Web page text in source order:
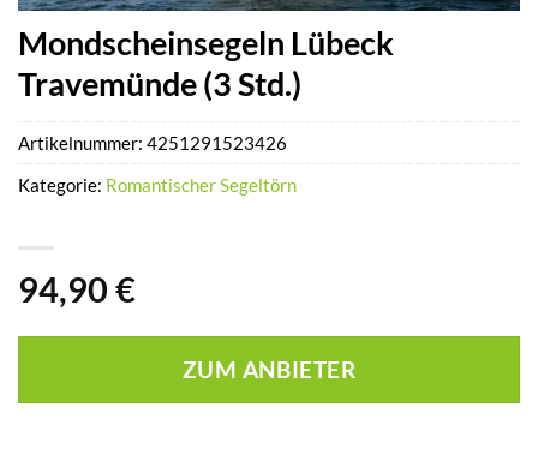
Mondscheinsegeln Lübeck
Travemünde (3 Std.)
94,90 €
ZUM ANBIETER
Artikelnummer: 4251291523426
Kategorie: Romantischer Segeltörn